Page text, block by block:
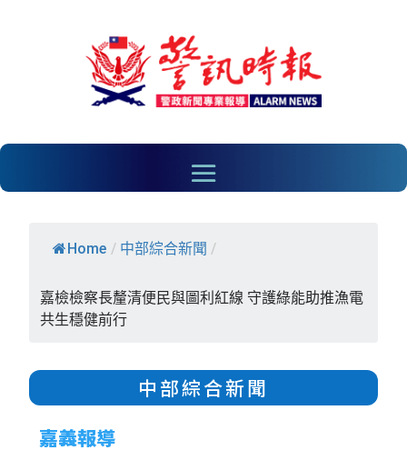
Home / 中部綜合新聞 /
嘉檢檢察長釐清便民與圖利紅線 守護綠能助推漁電
共生穩健前行
中部綜合新聞
嘉義報導